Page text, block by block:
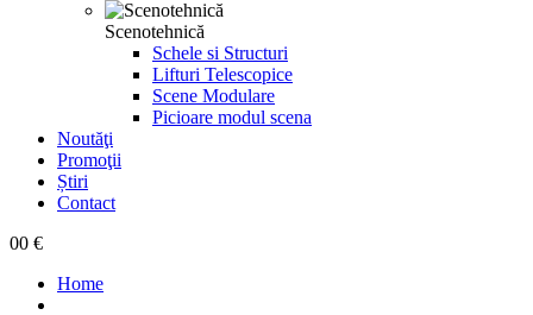
Scenotehnică
Schele si Structuri
Lifturi Telescopice
Scene Modulare
Picioare modul scena
Noutăţi
Promoţii
Știri
Contact
00 €
Home